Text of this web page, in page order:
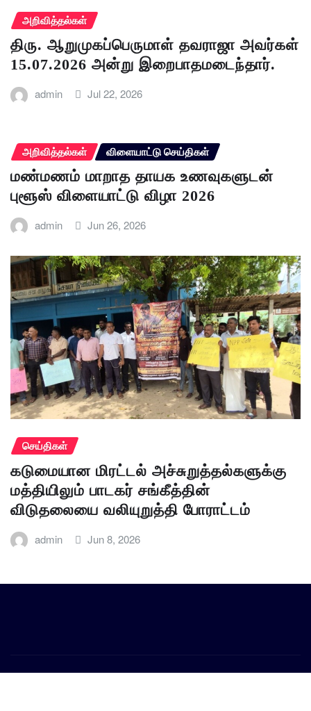
அறிவித்தல்கள்
திரு. ஆறுமுகப்பெருமாள் தவராஜா அவர்கள்
15.07.2026 அன்று இறைபாதமடைந்தார்.
admin Jul 22, 2026
அறிவித்தல்கள் விளையாட்டு செய்திகள்
மண்மணம் மாறாத தாயக உணவுகளுடன்
புளூஸ் விளையாட்டு விழா 2026
admin Jun 26, 2026
செய்திகள்
கடுமையான மிரட்டல் அச்சுறுத்தல்களுக்கு
மத்தியிலும் பாடகர் சங்கீத்தின்
விடுதலையை வலியுறுத்தி போராட்டம்
admin Jun 8, 2026